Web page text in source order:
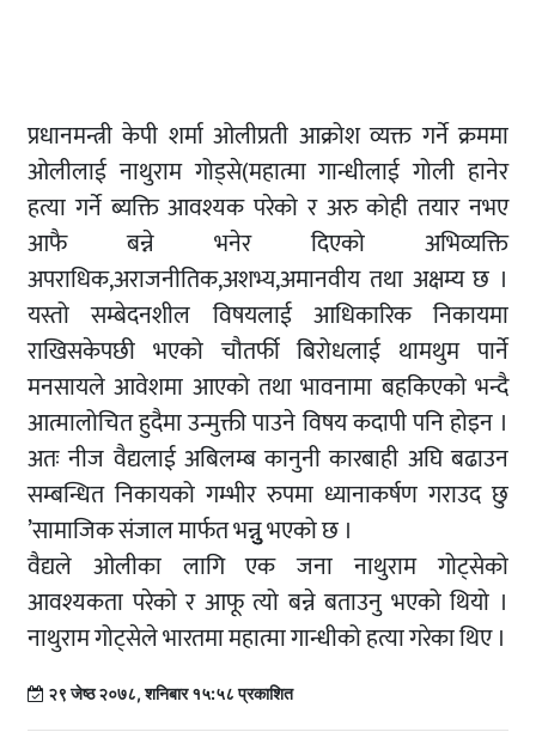
प्रधानमन्त्री केपी शर्मा ओलीप्रती आक्रोश व्यक्त गर्ने क्रममा
ओलीलाई नाथुराम गोड्से(महात्मा गान्धीलाई गोली हानेर
हत्या गर्ने ब्यक्ति आवश्यक परेको र अरु कोही तयार नभए
आफै बन्ने भनेर दिएको अभिव्यक्ति
अपराधिक,अराजनीतिक,अशभ्य,अमानवीय तथा अक्षम्य छ ।
यस्तो सम्बेदनशील विषयलाई आधिकारिक निकायमा
राखिसकेपछी भएको चौतर्फी बिरोधलाई थामथुम पार्ने
मनसायले आवेशमा आएको तथा भावनामा बहकिएको भन्दै
आत्मालोचित हुदैमा उन्मुक्ती पाउने विषय कदापी पनि होइन ।
अतः नीज वैद्यलाई अबिलम्ब कानुनी कारबाही अघि बढाउन
सम्बन्धित निकायको गम्भीर रुपमा ध्यानाकर्षण गराउद छु
’सामाजिक संजाल मार्फत भन्नुुु भएको छ ।
वैद्यले ओलीका लागि एक जना नाथुराम गोट्सेको
आवश्यकता परेको र आफू त्यो बन्ने बताउनु भएको थियो ।
नाथुराम गोट्सेले भारतमा महात्मा गान्धीको हत्या गरेका थिए ।
२९ जेष्ठ २०७८, शनिबार १५:५८ प्रकाशित